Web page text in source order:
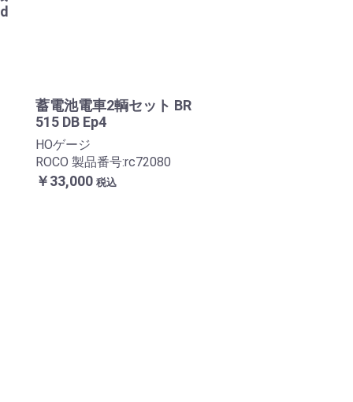
蓄電池電車2輌セット BR
515 DB Ep4
HOゲージ
ROCO 製品番号:rc72080
￥33,000 税込